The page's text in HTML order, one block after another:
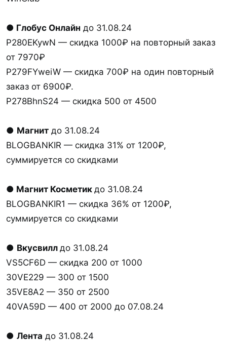
● Глобус Онлайн до 31.08.24
P280EKywN — скидка 1000₽ на повторный заказ
от 7970₽
P279FYweiW — скидка 700₽ на один повторный
заказ от 6900₽.
P278BhnS24 — скидка 500 от 4500
● Магнит до 31.08.24
BLOGBANKIR — скидка 31% от 1200₽,
суммируется со скидками
● Магнит Косметик до 31.08.24
BLOGBANKIR1 — скидка 36% от 1200₽,
суммируется со скидками
● Вкусвилл до 31.08.24
VS5CF6D — скидка 200 от 1000
30VE229 — 300 от 1500
35VE8A2 — 350 от 2500
40VA59D — 400 от 2000 до 07.08.24
● Лента до 31.08.24